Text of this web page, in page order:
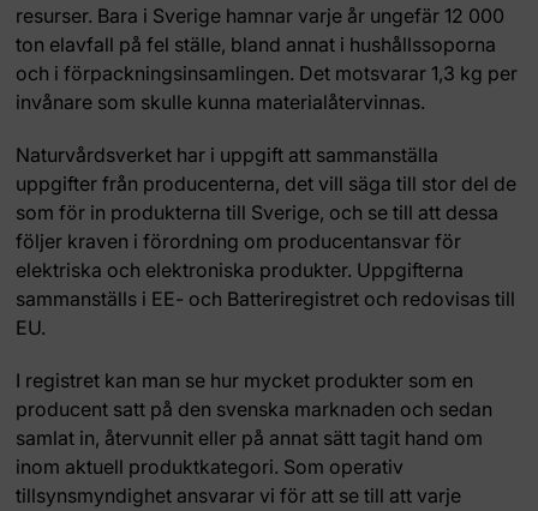
resurser. Bara i Sverige hamnar varje år ungefär 12 000
ton elavfall på fel ställe, bland annat i hushållssoporna
och i förpackningsinsamlingen. Det motsvarar 1,3 kg per
invånare som skulle kunna materialåtervinnas.
Naturvårdsverket har i uppgift att sammanställa
uppgifter från producenterna, det vill säga till stor del de
som för in produkterna till Sverige, och se till att dessa
följer kraven i förordning om producentansvar för
elektriska och elektroniska produkter. Uppgifterna
sammanställs i EE- och Batteriregistret och redovisas till
EU.
I registret kan man se hur mycket produkter som en
producent satt på den svenska marknaden och sedan
samlat in, återvunnit eller på annat sätt tagit hand om
inom aktuell produktkategori. Som operativ
tillsynsmyndighet ansvarar vi för att se till att varje